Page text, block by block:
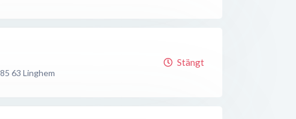
63 Linghem
Stängt